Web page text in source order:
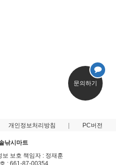
문의하기
개인정보처리방침 PC버전
낚시마트
보 보호 책임자 : 정재훈
: 661-87-00354